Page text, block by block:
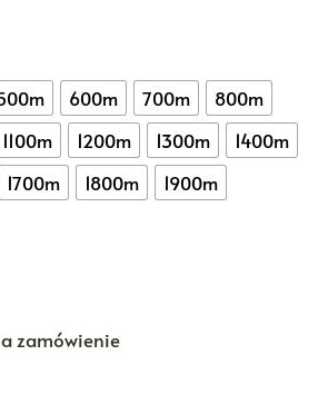
600m 700m
800m
1100m 1200m 1300m
1400m
1700m 1800m
1900m
zamówienie